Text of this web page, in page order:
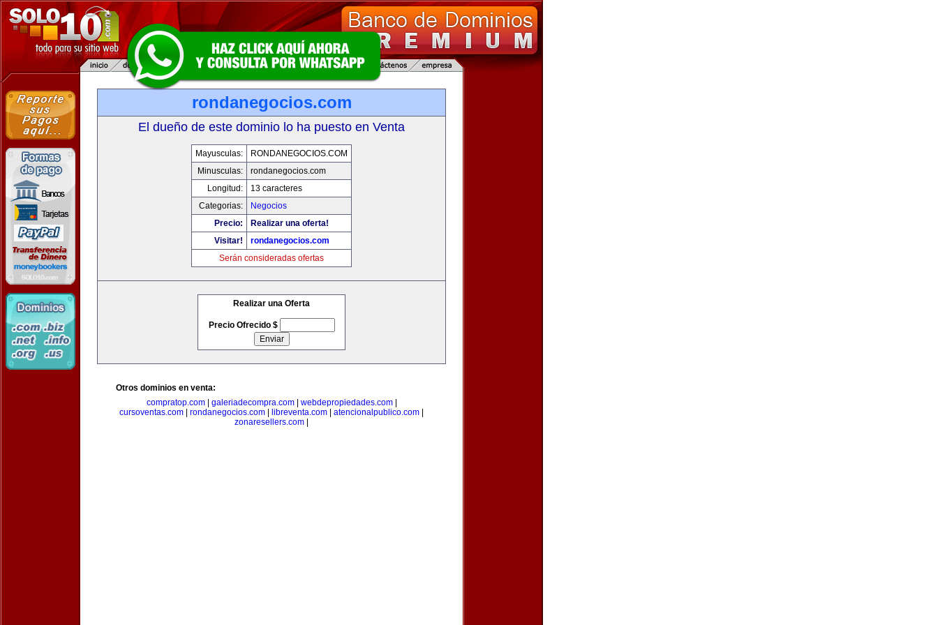
rondanegocios.com
El dueño de este dominio lo ha puesto en Venta
Mayusculas:
RONDANEGOCIOS.COM
Minusculas:
rondanegocios.com
Longitud:
13 caracteres
Categorias:
Negocios
Precio:
Realizar una oferta!
Visitar!
rondanegocios.com
Serán consideradas ofertas
Realizar una Oferta
Precio Ofrecido $
Otros dominios en venta:
compratop.com| galeriadecompra.com| webdepropiedades.com|
cursoventas.com
rondanegocios.com libreventa.com atencionalpublico.com
zonaresellers.com